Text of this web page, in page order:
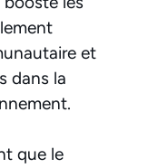
et
dans la
que le